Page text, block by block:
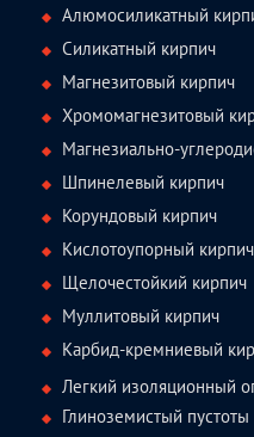
Алюмосиликатный
Силикатный кирпич
Магнезитовый кирпич
Хромомагнезитовый
Магнезиально-
Шпинелевый кирпич
Корундовый кирпич
Кислотоупорный кирпич
Щелочестойкий кирпич
Муллитовый кирпич
Карбид-кремниевый
Легкий изоляционный
Глиноземистый